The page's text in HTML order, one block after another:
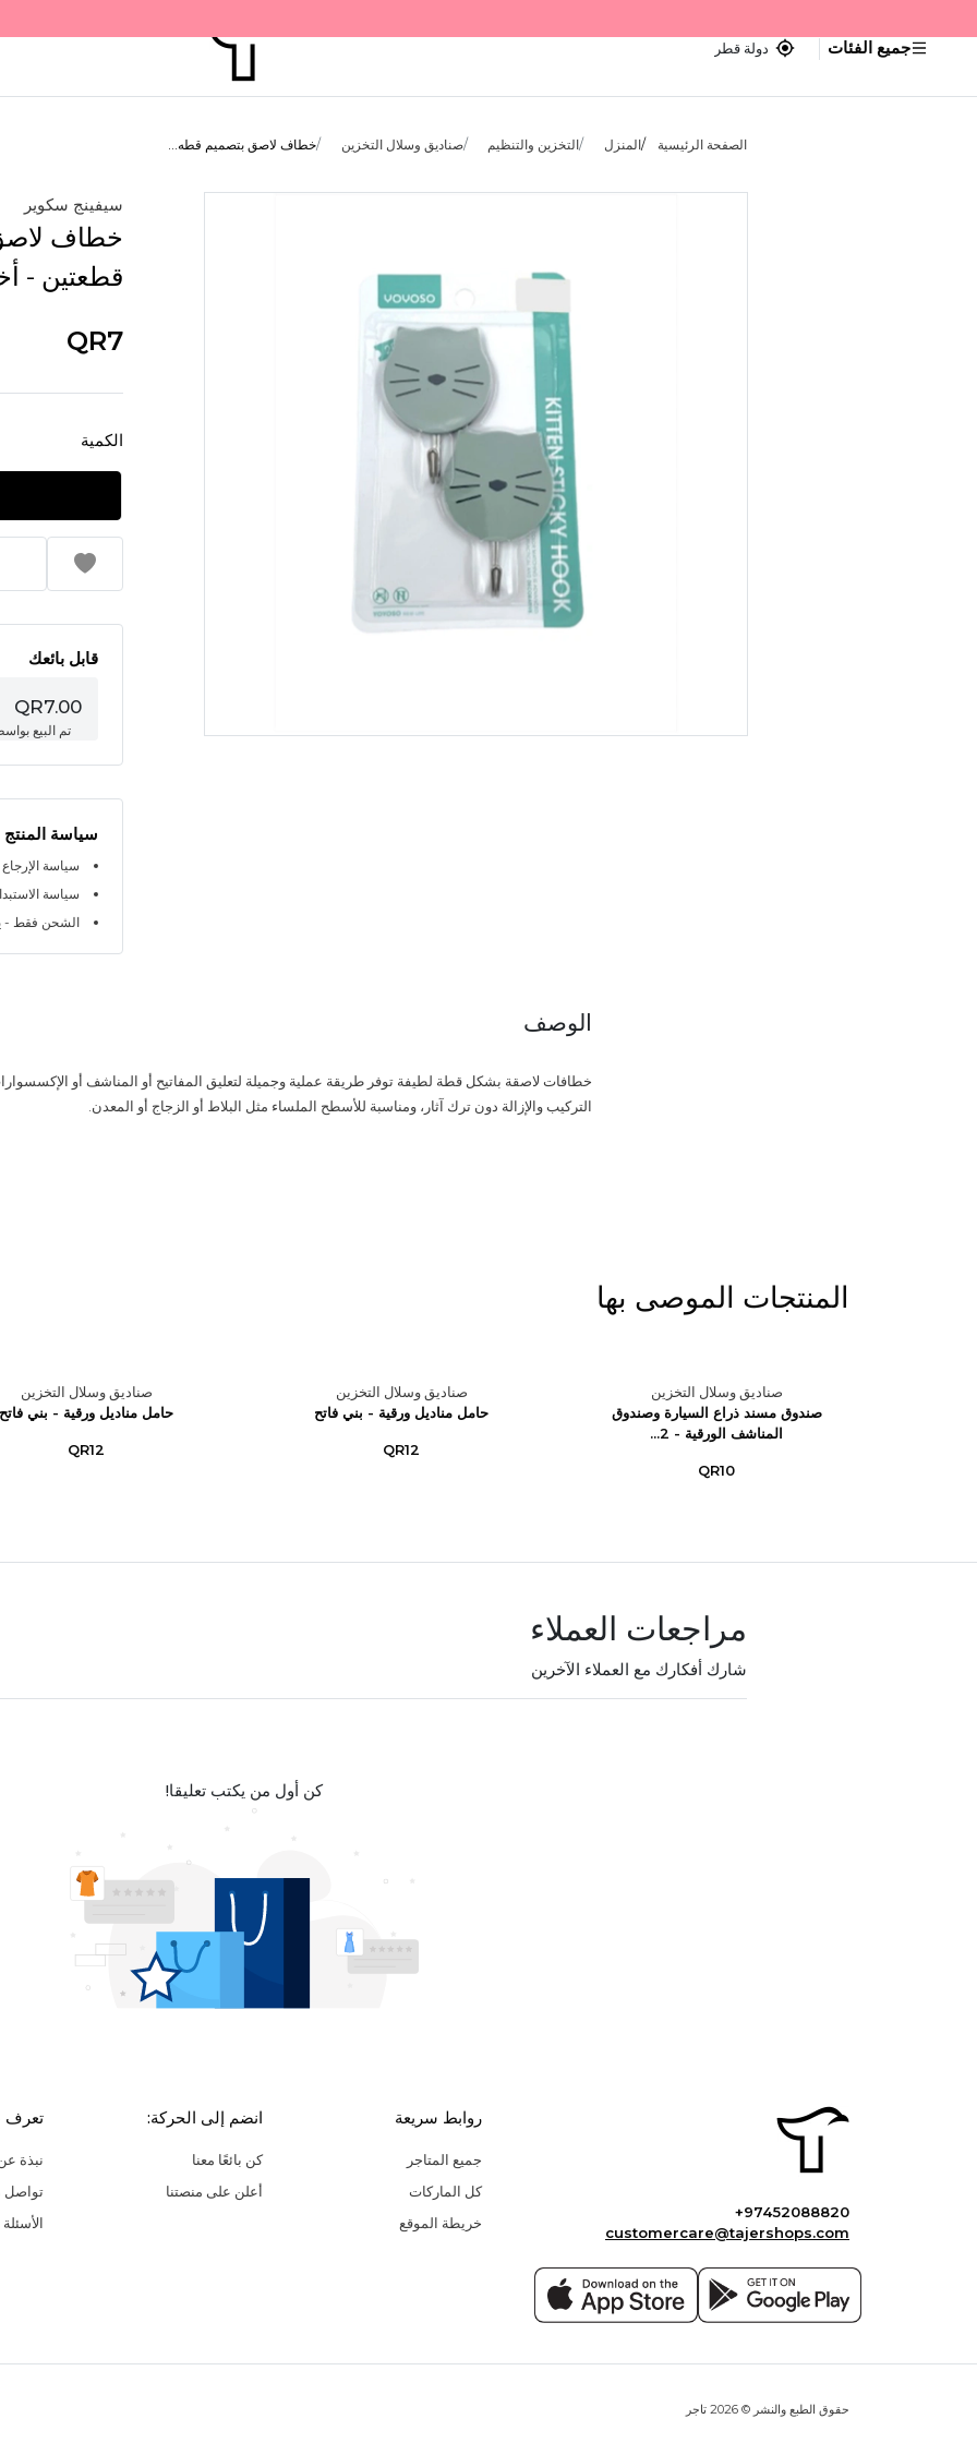
جميع الفئات دولة قطر
الصفحة الرئيسية المنزل التخزين والتنظيم صناديق وسلال التخزين خطاف لاصق بتصميم قطه...
سيفينج سكوير
خطاف
قطعتين -
QR7
الكمية
قابل بائعك
QR7.00
تم البيع
سياسة المنتج
سياسة الإرجاع
سياسة الاستبدال
الشحن فقط -
الوصف
خطافات لاصقة بشكل قطة لطيفة توفر طريقة عملية وجميلة لتعليق المفاتيح أو المناشف أو
التركيب والإزالة دون ترك آثار، ومناسبة للأسطح الملساء مثل البلاط أو الزجاج أو المعدن.
المنتجات الموصى بها
صناديق وسلال التخزين
صندوق مسند ذراع السيارة وصندوق
المناشف الورقية - 2...
QR10
صناديق وسلال التخزين
حامل مناديل ورقية - بني فاتح
QR12
صناديق وسلال التخزين
حامل مناديل ورقية - بني فاتح
QR12
مراجعات العملاء
شارك أفكارك مع العملاء الآخرين
كن أول من يكتب تعليقا!
+97452088820
customercare@tajershops.com
روابط سريعة
جميع المتاجر
كل الماركات
خريطة الموقع
انضم إلى الحركة:
كن بائعًا معنا
أعلن على منصتنا
تعرف
نبذة
تواصل
حقوق الطبع والنشر © 2026 تاجر